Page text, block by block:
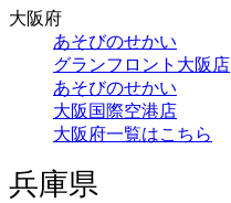
大阪府
あそびのせかい
グランフロント大阪店
あそびのせかい
大阪国際空港店
大阪府一覧はこちら
兵庫県